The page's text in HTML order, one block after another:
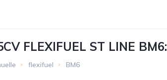
FLEXIFUEL ST LINE BM6:
flexifuel BM6